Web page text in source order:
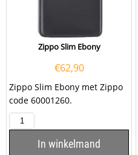
Zippo Slim Ebony
€62,90
Zippo Slim Ebony met Zippo
code 60001260.
In winkelmand